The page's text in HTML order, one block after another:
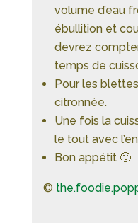
volume d’eau
ébullition et
devrez
temps de
Pour les
citronnée.
Une fois la
le tout avec
Bon appétit 🙂
©